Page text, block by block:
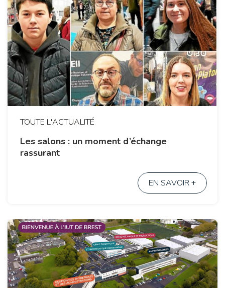
TOUTE L'ACTUALITÉ
Les salons : un moment d’échange
rassurant
EN SAVOIR +